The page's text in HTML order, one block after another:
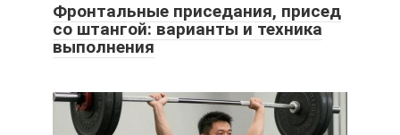
Фронтальные приседания, присед
со штангой: варианты и техника
выполнения